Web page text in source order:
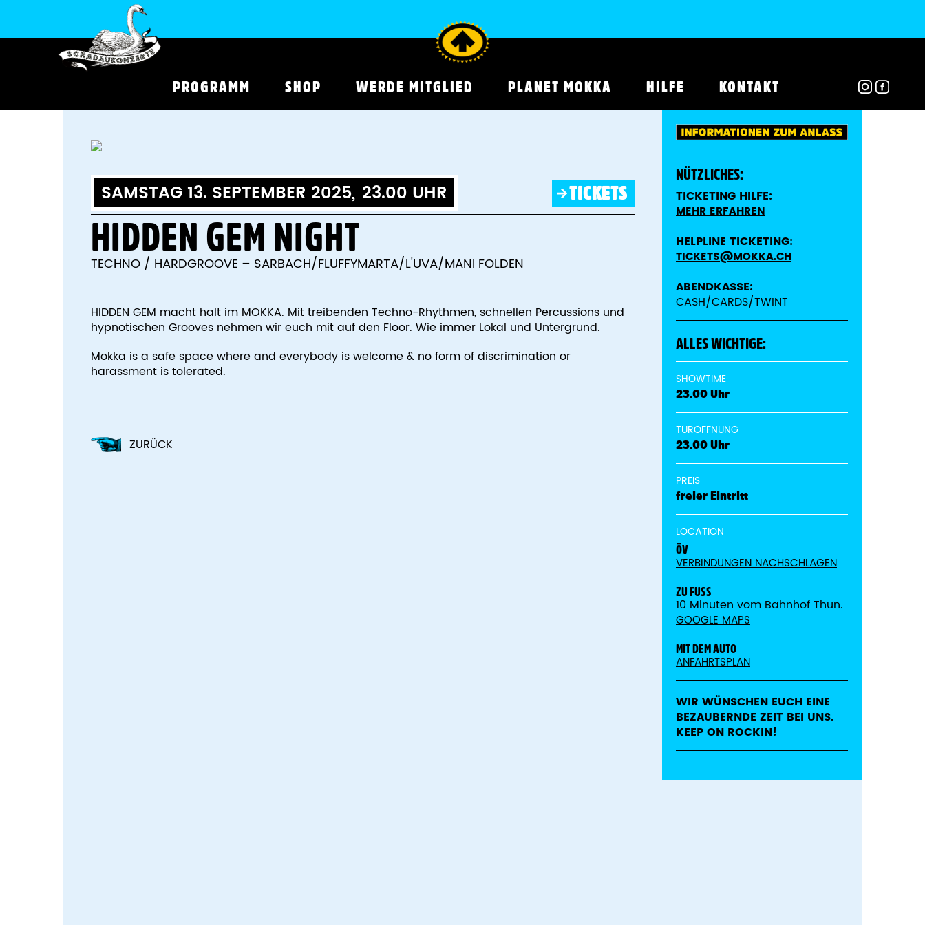
PROGRAMM SHOP WERDE MITGLIED PLANET MOKKA HILFE KONTAKT
SAMSTAG 13. SEPTEMBER 2025, 23.00 UHR TICKETS
HIDDEN GEM NIGHT
TECHNO / HARDGROOVE – SARBACH/FLUFFYMARTA/L'UVA/MANI FOLDEN
HIDDEN GEM macht halt im MOKKA. Mit treibenden Techno-Rhythmen, schnellen Percussions und
hypnotischen Grooves nehmen wir euch mit auf den Floor. Wie immer Lokal und Untergrund.
Mokka is a safe space where and everybody is welcome & no form of discrimination or
harassment is tolerated.
ZURÜCK
NÜTZLICHES:
TICKETING HILFE:
MEHR ERFAHREN
HELPLINE TICKETING:
TICKETS@MOKKA.CH
ABENDKASSE:
CASH/CARDS/TWINT
ALLES WICHTIGE:
SHOWTIME
23.00 Uhr
TÜRÖFFNUNG
23.00 Uhr
PREIS
freier Eintritt
LOCATION
ÖV
VERBINDUNGEN NACHSCHLAGEN
ZU FUSS
10 Minuten vom Bahnhof Thun.
GOOGLE MAPS
MIT DEM AUTO
ANFAHRTSPLAN
WIR WÜNSCHEN EUCH EINE
BEZAUBERNDE ZEIT BEI UNS.
KEEP ON ROCKIN!